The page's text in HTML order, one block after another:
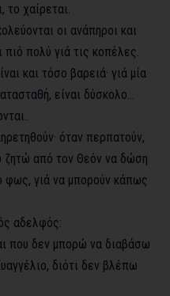
το χαίρεται.
οι ανάπηροι και
πιό πολύ γιά τις κοπέλες.
και τόσο βαρειά· γιά μία
είναι δύσκολο…
όταν περπατούν,
ζητώ από τον Θεόν να δώση
φως, γιά να μπορούν κάπως
αδελφός:
που δεν μπορώ να διαβάσω
διότι δεν βλέπω